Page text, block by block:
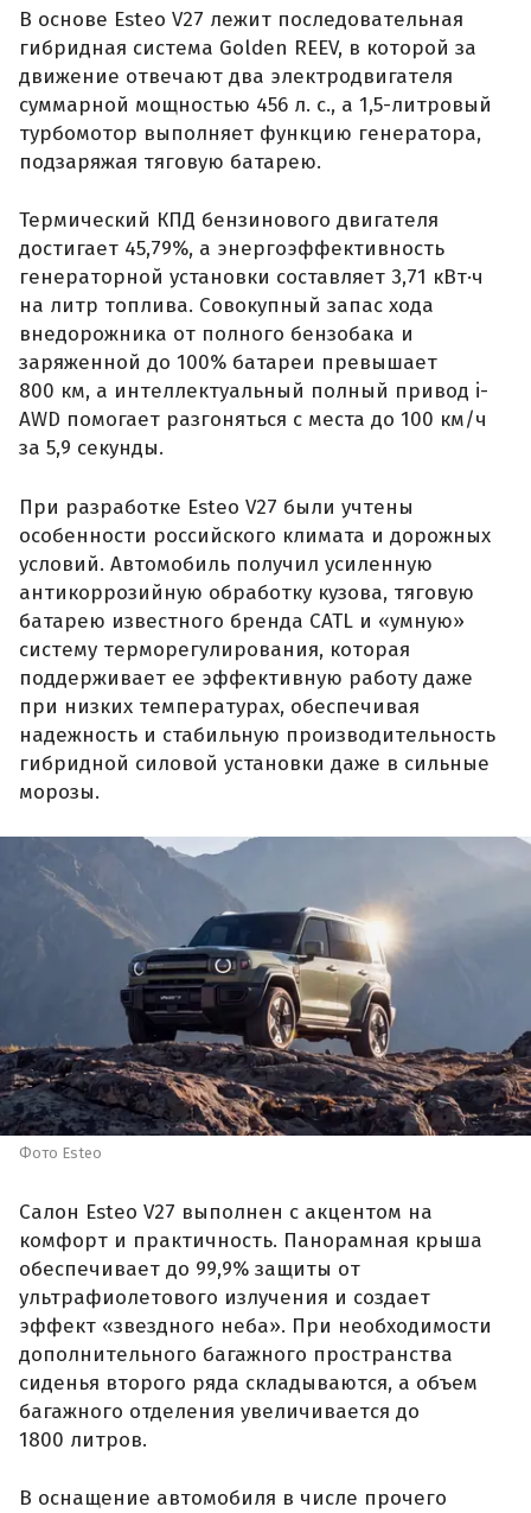
В основе Esteo V27 лежит последовательная
гибридная система Golden REEV, в которой за
движение отвечают два электродвигателя
суммарной мощностью 456 л. с., а 1,5-литровый
турбомотор выполняет функцию генератора,
подзаряжая тяговую батарею.
Термический КПД бензинового двигателя
достигает 45,79%, а энергоэффективность
генераторной установки составляет 3,71 кВт·ч
на литр топлива. Совокупный запас хода
внедорожника от полного бензобака и
заряженной до 100% батареи превышает
800 км, а интеллектуальный полный привод i-
AWD помогает разгоняться с места до 100 км/ч
за 5,9 секунды.
При разработке Esteo V27 были учтены
особенности российского климата и дорожных
условий. Автомобиль получил усиленную
антикоррозийную обработку кузова, тяговую
батарею известного бренда CATL и «умную»
систему терморегулирования, которая
поддерживает ее эффективную работу даже
при низких температурах, обеспечивая
надежность и стабильную производительность
гибридной силовой установки даже в сильные
морозы.
Фото Esteo
Салон Esteo V27 выполнен с акцентом на
комфорт и практичность. Панорамная крыша
обеспечивает до 99,9% защиты от
ультрафиолетового излучения и создает
эффект «звездного неба». При необходимости
дополнительного багажного пространства
сиденья второго ряда складываются, а объем
багажного отделения увеличивается до
1800 литров.
В оснащение автомобиля в числе прочего